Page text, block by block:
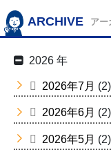
ARCHIVE アー
2026 年
2026年7月 (2)
2026年6月 (2)
2026年5月 (2)